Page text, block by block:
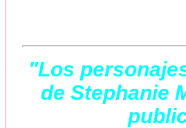
"Los
de Stephanie